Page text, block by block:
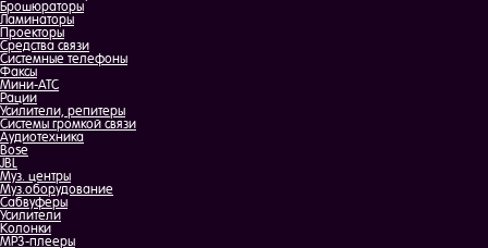
Брошюраторы
Ламинаторы
Проекторы
Средства связи
Системные телефоны
Факсы
Мини-АТС
Рации
Усилители, репитеры
Системы громкой связи
Аудиотехника
Bose
JBL
Муз. центры
Муз.оборудование
Сабвуферы
Усилители
Колонки
MP3-плееры